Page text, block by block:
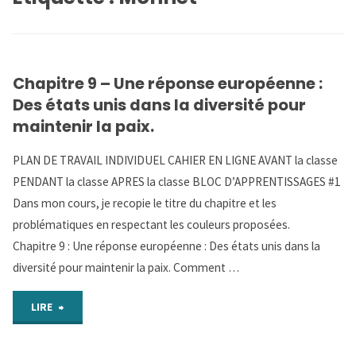
Chapitre 9 – Une réponse européenne :
Des états unis dans la diversité pour
maintenir la paix.
PLAN DE TRAVAIL INDIVIDUEL CAHIER EN LIGNE AVANT la classe
PENDANT la classe APRES la classe BLOC D’APPRENTISSAGES #1
Dans mon cours, je recopie le titre du chapitre et les
problématiques en respectant les couleurs proposées.
Chapitre 9 : Une réponse européenne : Des états unis dans la
diversité pour maintenir la paix. Comment …
LIRE